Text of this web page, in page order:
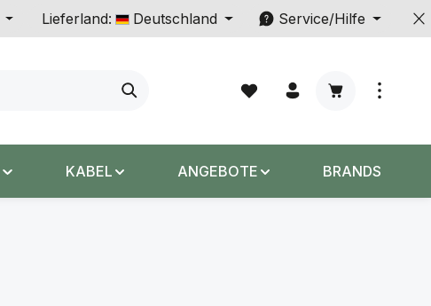
Lieferland: Deutschland Service/Hilfe
Warenkorb
KABEL ANGEBOTE BRANDS